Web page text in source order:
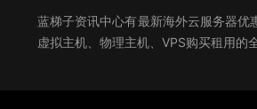
蓝梯子资讯中心有最新海外云服务器优
虚拟主机、物理主机、VPS购买租用的